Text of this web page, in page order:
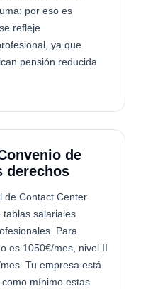
por eso es
refleje
ya que
pensión reducida
de
derechos
de Contact Center
tablas salariales
Para
es 1050€/mes, nivel II
Tu empresa está
mínimo estas